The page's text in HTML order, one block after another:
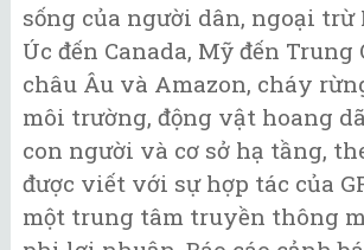
sống của người dân, ngoại trừ
Úc đến Canada, Mỹ đến Trung
châu Âu và Amazon, cháy
môi trường, động vật hoang
con người và cơ sở hạ tầng,
được viết với sự hợp tác của
một trung tâm truyền thông